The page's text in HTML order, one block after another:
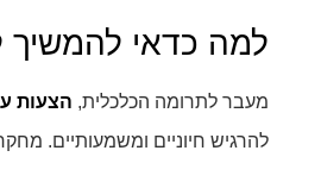
למה כדאי להמשיך
מעבר לתרומה הכלכלית, הצעות
להרגיש חיוניים ומשמעותיים.